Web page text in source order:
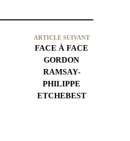
ARTICLE SUIVANT
FACE À FACE
GORDON
RAMSAY-
PHILIPPE
ETCHEBEST